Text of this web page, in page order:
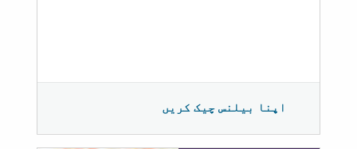
اپنا بیلنس چیک کریں